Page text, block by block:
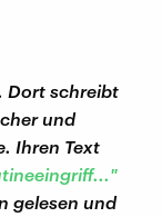
. Dort schreibt
und
Ihren Text
gelesen und